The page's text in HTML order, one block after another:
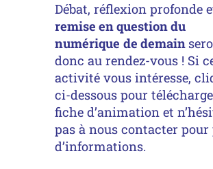
Débat, réflexion profonde
remise en question du
numérique de demain
donc au rendez-vous ! Si
activité vous intéresse,
ci-dessous pour
fiche d’animation et
pas à nous contacter pour
d’informations.